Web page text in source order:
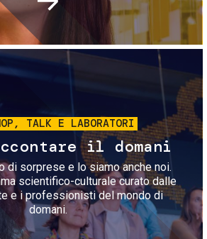
Immagine
TALK E LABORATORI
il domani
di sorprese e lo siamo anche noi.
scientifico-culturale curato dalle
e i professionisti del mondo di
domani.